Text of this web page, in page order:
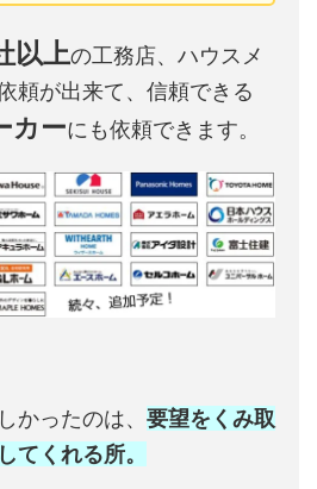
以上の工務店、ハウスメ
頼が出来て、信頼できる
カーにも依頼できます。
かったのは、 要望をくみ取
てくれる所。